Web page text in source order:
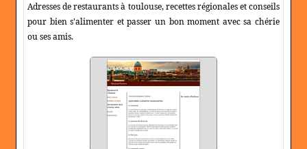
Adresses de restaurants à toulouse, recettes régionales et conseils
pour bien s'alimenter et passer un bon moment avec sa chérie
ou ses amis.